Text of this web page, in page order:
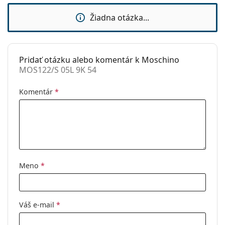
Značka:
Moschino
Kód:
MOS122/S 05L 9K 54
Žiadna otázka...
Pridať otázku alebo komentár k Moschino
MOS122/S 05L 9K 54
Komentár *
Meno *
Váš e-mail *